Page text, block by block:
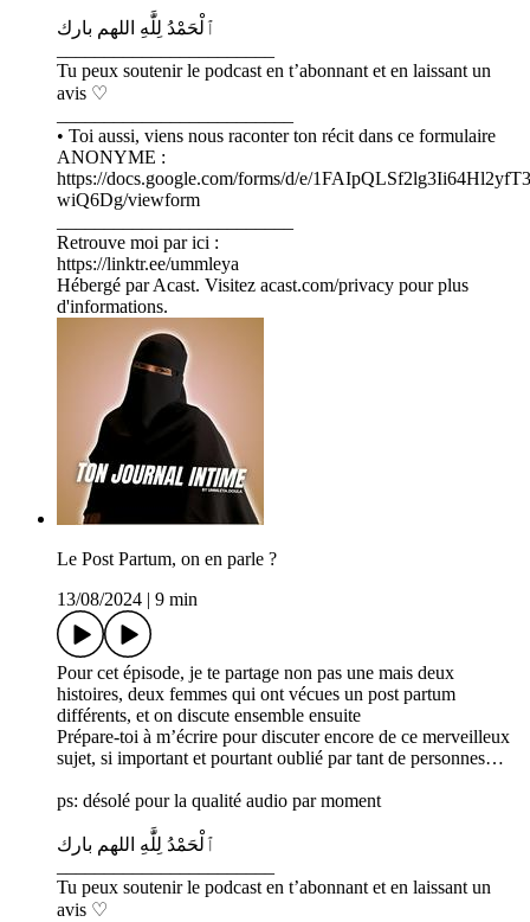
ٱلْحَمْدُ لِلَّٰهِ اللهم بارك
Tu peux soutenir le podcast en t’abonnant et en laissant un
avis ♡
• Toi aussi, viens nous raconter ton récit dans ce formulaire
ANONYME :
https://docs.google.com/forms/d/e/
wiQ6Dg/viewform
Retrouve moi par ici :
https://linktr.ee/ummleya
Hébergé par Acast. Visitez acast.com/privacy pour plus
d'informations.
Le Post Partum, on en parle ?
13/08/2024
9 min
Pour cet épisode, je te partage non pas une mais deux
histoires, deux femmes qui ont vécues un post partum
différents, et on discute ensemble ensuite
Prépare-toi à m’écrire pour discuter encore de ce merveilleux
sujet, si important et pourtant oublié par tant de personnes…
ps: désolé pour la qualité audio par moment
ٱلْحَمْدُ لِلَّٰهِ اللهم بارك
Tu peux soutenir le podcast en t’abonnant et en laissant un
avis ♡